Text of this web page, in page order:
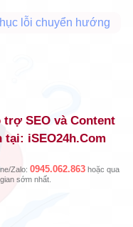
lỗi chuyển hướng
SEO và Content
tại: iSEO24h.Com
Zalo: 0945.062.863 hoặc qua
sớm nhất.